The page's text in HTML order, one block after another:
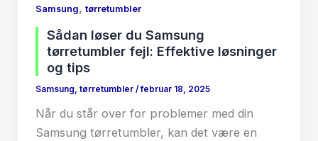
Samsung, tørretumbler
Sådan løser du Samsung
tørretumbler fejl: Effektive løsninger
og tips
Samsung, tørretumbler/februar 18, 2025
Når du står over for problemer med din
Samsung tørretumbler, kan det være en